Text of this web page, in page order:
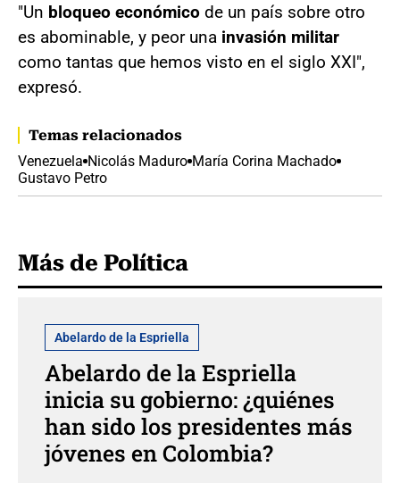
"Un bloqueo económico de un país sobre otro
es abominable, y peor una invasión militar
como tantas que hemos visto en el siglo XXI",
expresó.
Temas relacionados
Venezuela Nicolás Maduro María Corina Machado
Gustavo Petro
Más de Política
Abelardo de la Espriella
Abelardo de la Espriella
inicia su gobierno: ¿quiénes
han sido los presidentes más
jóvenes en Colombia?